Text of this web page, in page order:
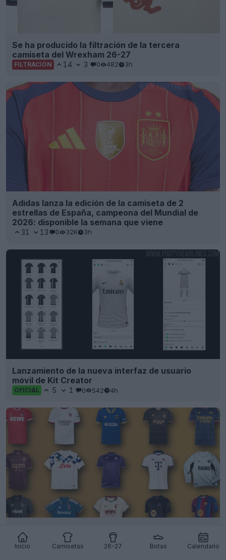
Inicio Camisetas 26-27 Botas Calendario
Se ha producido la filtración de la tercera
camiseta del Wrexham 26-27
FILTRACIÓN 14 3 0 482 3h
Adidas lanza la edición de la camiseta de 2
estrellas de España, campeona del Mundial de
2026: disponible la semana que viene
31 13 0 32K 3h
Lanzamiento de la nueva interfaz de usuario
móvil de Kit Creator
OFICIAL 5 1 0 542 4h
2026 - Temporada alta de lanzamientos de
camisetas